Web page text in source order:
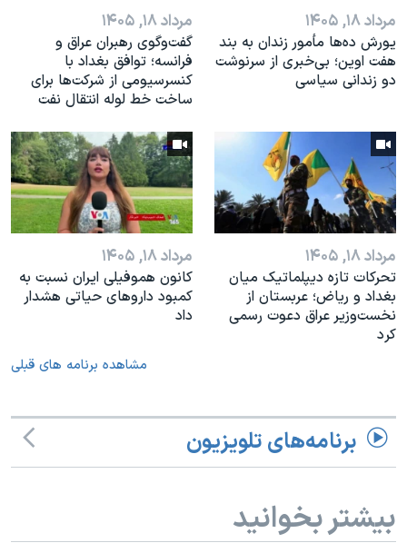
مرداد ۱۸, ۱۴۰۵
یورش ده‌ها مأمور زندان به بند
هفت اوین؛ بی‌خبری از سرنوشت
دو زندانی سیاسی
مرداد ۱۸, ۱۴۰۵
گفت‌وگوی رهبران عراق و
فرانسه؛ توافق بغداد با
کنسرسیومی از شرکت‌ها برای
ساخت خط لوله انتقال نفت
مرداد ۱۸, ۱۴۰۵
تحرکات تازه دیپلماتیک میان
بغداد و ریاض؛ عربستان از
نخست‌وزیر عراق دعوت رسمی
کرد
مرداد ۱۸, ۱۴۰۵
کانون هموفیلی ایران نسبت به
کمبود داروهای حیاتی هشدار
داد
مشاهده برنامه های قبلی
برنامه‌های تلویزیون
بیشتر بخوانید